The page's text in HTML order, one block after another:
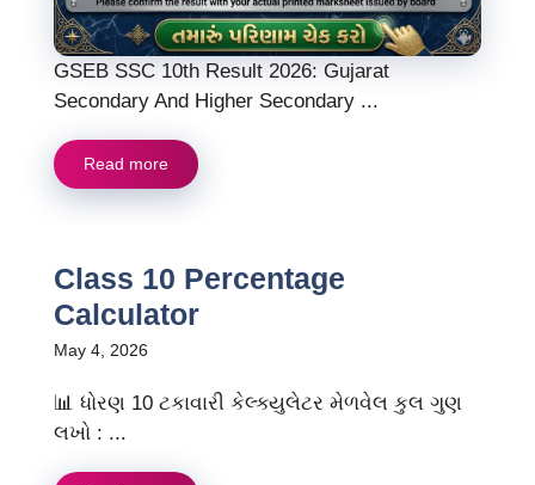
GSEB SSC 10th Result 2026: Gujarat
Secondary And Higher Secondary ...
Read more
Class 10 Percentage
Calculator
May 4, 2026
📊 ધોરણ 10 ટકાવારી કેલ્ક્યુલેટર મેળવેલ કુલ ગુણ
લખો : ...